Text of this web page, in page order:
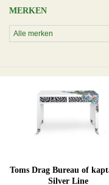
MERKEN
Toms Drag Bureau of
Silver Line